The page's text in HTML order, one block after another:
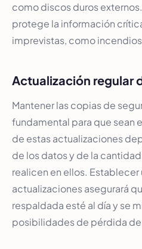
como discos duros
protege la información
imprevistas, como
Actualización regular
Mantener las copias de
fundamental para que sean
de estas actualizaciones
de los datos y de la
realicen en ellos.
actualizaciones asegurará
respaldada esté al día y se
posibilidades de pérdida